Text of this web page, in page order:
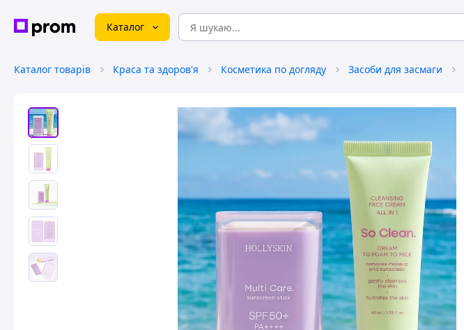
Каталог
Каталог товарів Краса та здоров'я Косметика по догляду Засоби для засмаги